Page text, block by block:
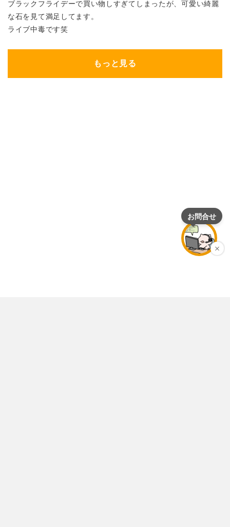
ブラックフライデーで買い物しすぎてしまったが、可愛い綺麗
な石を見て満足してます。
ライブ中毒です笑
もっと見る